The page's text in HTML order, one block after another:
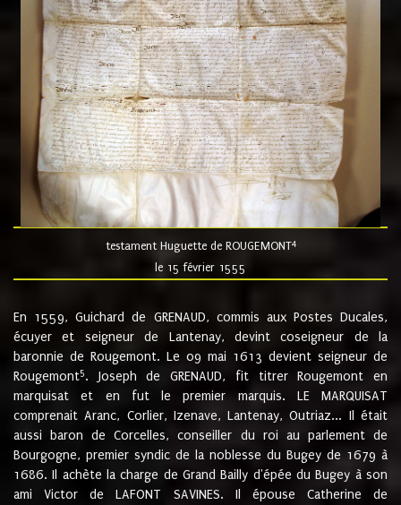
testament Huguette de ROUGEMONT4
le 15 février 1555
En 1559, Guichard de GRENAUD, commis aux Postes Ducales,
écuyer et seigneur de Lantenay, devint coseigneur de la
baronnie de Rougemont. Le 09 mai 1613 devient seigneur de
Rougemont5. Joseph de GRENAUD, fit titrer Rougemont en
marquisat et en fut le premier marquis. LE MARQUISAT
comprenait Aranc, Corlier, Izenave, Lantenay, Outriaz... Il était
aussi baron de Corcelles, conseiller du roi au parlement de
Bourgogne, premier syndic de la noblesse du Bugey de 1679 à
1686. Il achète la charge de Grand Bailly d'épée du Bugey à son
ami Victor de LAFONT SAVINES. Il épouse Catherine de